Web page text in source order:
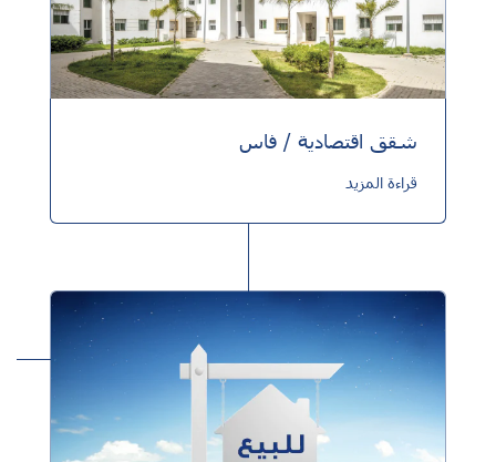
شقق اقتصادية / فاس
قراءة المزيد